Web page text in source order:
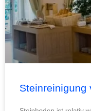
Steinreinigung